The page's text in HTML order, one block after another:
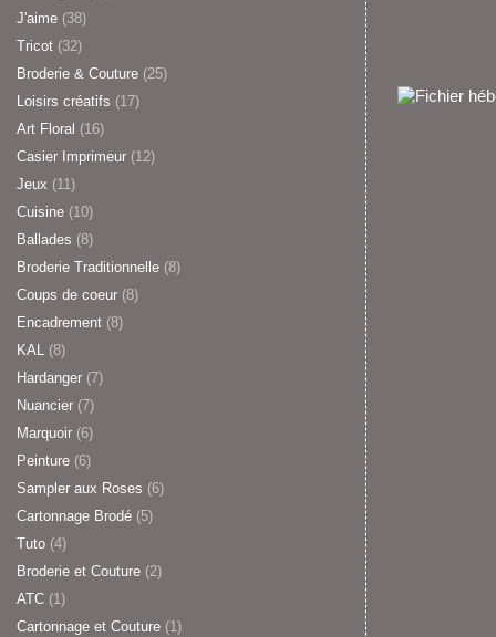
J'aime (38)
Tricot (32)
Broderie & Couture (25)
Loisirs créatifs (17)
Art Floral (16)
Casier Imprimeur (12)
Jeux (11)
Cuisine (10)
Ballades (8)
Broderie Traditionnelle (8)
Coups de coeur (8)
Encadrement (8)
KAL (8)
Hardanger (7)
Nuancier (7)
Marquoir (6)
Peinture (6)
Sampler aux Roses (6)
Cartonnage Brodé (5)
Tuto (4)
Broderie et Couture (2)
ATC (1)
Cartonnage et Couture (1)